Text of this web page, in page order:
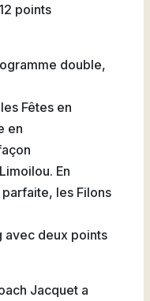
points
double,
Fêtes en
en
En
les Filons
avec deux points
Jacquet a